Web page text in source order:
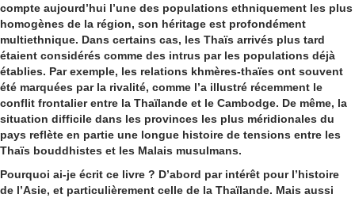
compte aujourd’hui l’une des populations ethniquement les plus
homogènes de la région, son héritage est profondément
multiethnique. Dans certains cas, les Thaïs arrivés plus tard
étaient considérés comme des intrus par les populations déjà
établies. Par exemple, les relations khmères-thaïes ont souvent
été marquées par la rivalité, comme l’a illustré récemment le
conflit frontalier entre la Thaïlande et le Cambodge. De même, la
situation difficile dans les provinces les plus méridionales du
pays reflète en partie une longue histoire de tensions entre les
Thaïs bouddhistes et les Malais musulmans.
Pourquoi ai-je écrit ce livre ? D’abord par intérêt pour l’histoire
de l’Asie, et particulièrement celle de la Thaïlande. Mais aussi